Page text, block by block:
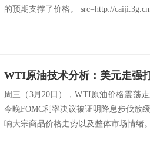
的预期支撑了价格。 src=http://
周三（3月20日），WTI原油价格震荡
今晚FOMC利率决议被证明降息步伐放
响大宗商品价格走势以及整体市场情绪